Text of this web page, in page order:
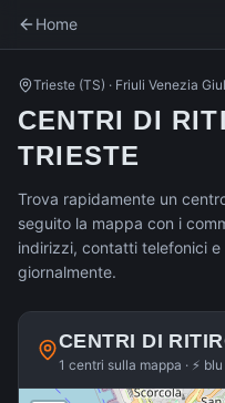
Home
Trieste (TS) · Friuli Venezia
CENTRI DI
TRIESTE
Trova rapidamente un
seguito la mappa con i
indirizzi, contatti telefonici
giornalmente.
CENTRI DI
1 centri sulla mappa · ⚡